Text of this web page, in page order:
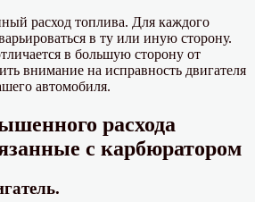
расход топлива. Для каждого
в ту или иную сторону.
в большую сторону от
внимание на исправность двигателя
автомобиля.
расхода
с карбюратором